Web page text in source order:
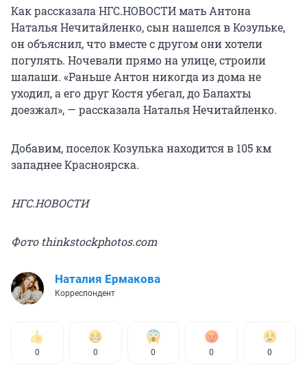
Как рассказала НГС.НОВОСТИ мать Антона
Наталья Нечитайленко, сын нашелся в Козульке,
он объяснил, что вместе с другом они хотели
погулять. Ночевали прямо на улице, строили
шалаши. «Раньше Антон никогда из дома не
уходил, а его друг Костя убегал, до Балахты
доезжал», — рассказала Наталья Нечитайленко.
Добавим, поселок Козулька находится в 105 км
западнее Красноярска.
НГС.НОВОСТИ
Фото thinkstockphotos.com
Наталия Ермакова
Корреспондент
0 0 0 0 0